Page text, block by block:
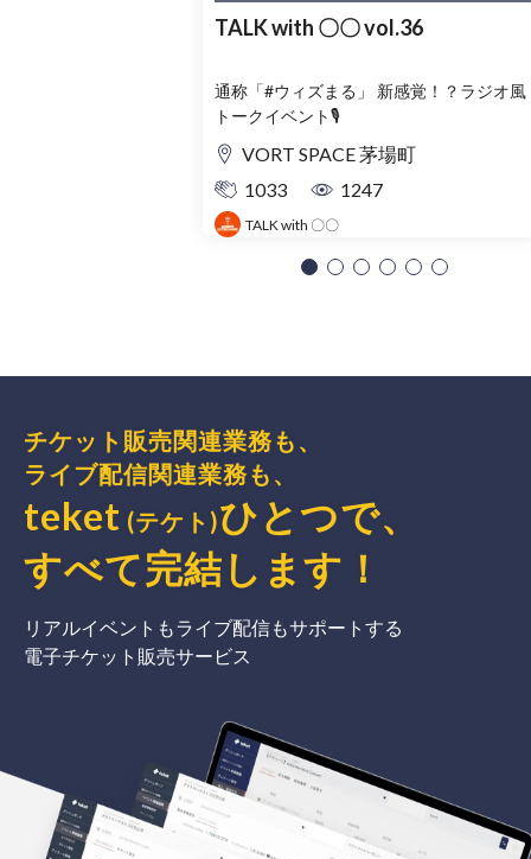
TALK with 〇〇 vol.36
通称「#ウィズまる」 新感覚！？ラジオ風
トークイベント🎙️
VORT SPACE 茅場町
1033
1247
TALK with 〇〇
チケット販売関連業務も、
ライブ配信関連業務も、
teket (テケト)ひとつで、
すべて完結 します ！
リアルイベントもライブ配信もサポートする
電子チケット販売サービス